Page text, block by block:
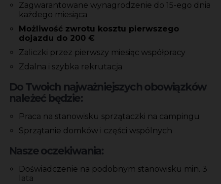
Zagwarantowane wynagrodzenie do 15-ego dnia
każdego miesiąca
Możliwość zwrotu kosztu pierwszego
dojazdu do 200 €
Zaliczki przez pierwszy miesiąc współpracy
Zdalna i szybka rekrutacja
Do Twoich najważniejszych obowiązków
należeć będzie:
Praca na stanowisku sprzątaczki na campingu
Sprzątanie domków i części wspólnych
Nasze oczekiwania:
Doświadczenie na podobnym stanowisku min. 3
lata